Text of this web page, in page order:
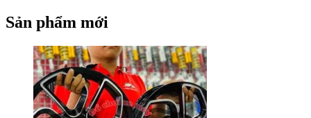
Sản phẩm mới